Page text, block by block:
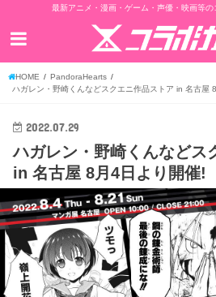
最新アニメ・漫画・ゲーム・声優・映画等の
HOME
PandoraHearts
ハガレン・野崎くんなどスクエニ作品ストア in 名古屋
2022.07.29
ハガレン・野崎くんなどス
in 名古屋 8月4日より開催!